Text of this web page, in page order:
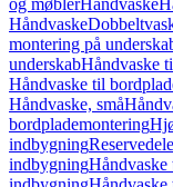
og møblerHåndvaske
Håndvaske
montering på
underskabHåndvaske
Håndvaske til
Håndvaske, små
bordplademontering
indbygning
indbygning